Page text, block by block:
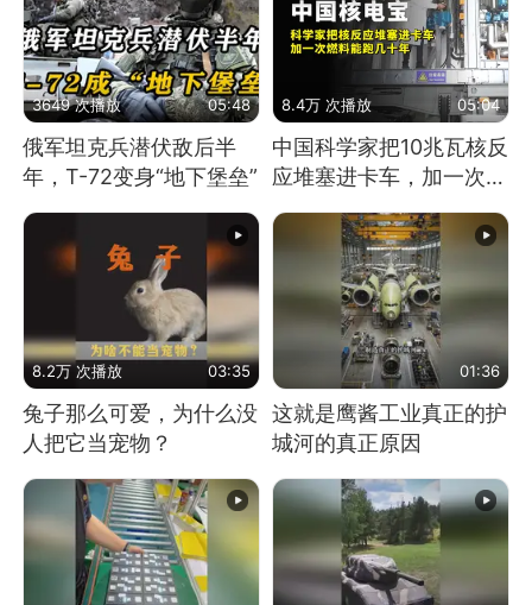
3649 次播放 05:48
俄军坦克兵潜伏敌后半
年，T-72变身“地下堡垒”
8.4万 次播放 05:04
中国科学家把10兆瓦核反
应堆塞进卡车，加一次燃
料能跑几十年
8.2万 次播放 03:35
兔子那么可爱，为什么没
人把它当宠物？
01:36
这就是鹰酱工业真正的护
城河的真正原因